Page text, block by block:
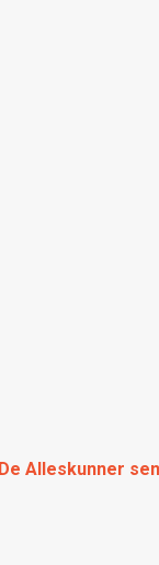
De Alleskunner